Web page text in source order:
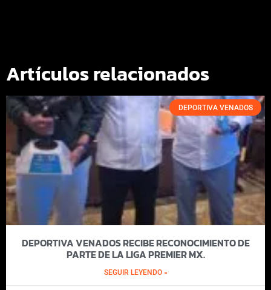
Artículos relacionados
DEPORTIVA VENADOS
DEPORTIVA VENADOS RECIBE RECONOCIMIENTO DE
PARTE DE LA LIGA PREMIER MX.
SEGUIR LEYENDO »